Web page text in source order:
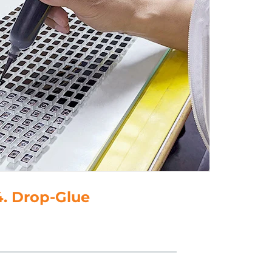
5. polština